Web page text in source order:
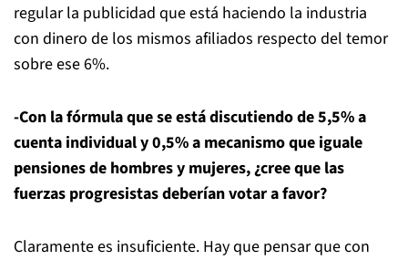
regular la publicidad que está haciendo la industria
con dinero de los mismos afiliados respecto del temor
sobre ese 6%.
-Con la fórmula que se está discutiendo de 5,5% a
cuenta individual y 0,5% a mecanismo que iguale
pensiones de hombres y mujeres, ¿cree que las
fuerzas progresistas deberían votar a favor?
Claramente es insuficiente. Hay que pensar que con